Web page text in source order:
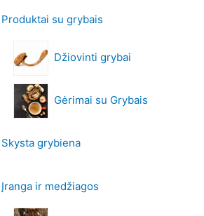
Produktai su grybais
Džiovinti grybai
Gėrimai su Grybais
Skysta grybiena
Įranga ir medžiagos